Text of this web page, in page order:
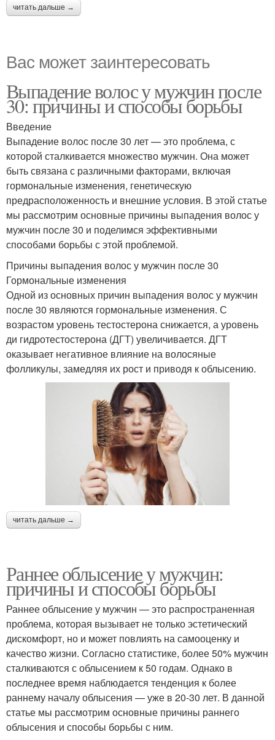
читать дальше →
Вас может заинтересовать
Выпадение волос у мужчин после
30: причины и способы борьбы
Введение
Выпадение волос после 30 лет — это проблема, с
которой сталкивается множество мужчин. Она может
быть связана с различными факторами, включая
гормональные изменения, генетическую
предрасположенность и внешние условия. В этой статье
мы рассмотрим основные причины выпадения волос у
мужчин после 30 и поделимся эффективными
способами борьбы с этой проблемой.
Причины выпадения волос у мужчин после 30
Гормональные изменения
Одной из основных причин выпадения волос у мужчин
после 30 являются гормональные изменения. С
возрастом уровень тестостерона снижается, а уровень
ди гидротестостерона (ДГТ) увеличивается. ДГТ
оказывает негативное влияние на волосяные
фолликулы, замедляя их рост и приводя к облысению.
читать дальше →
Раннее облысение у мужчин:
причины и способы борьбы
Раннее облысение у мужчин — это распространенная
проблема, которая вызывает не только эстетический
дискомфорт, но и может повлиять на самооценку и
качество жизни. Согласно статистике, более 50% мужчин
сталкиваются с облысением к 50 годам. Однако в
последнее время наблюдается тенденция к более
раннему началу облысения — уже в 20-30 лет. В данной
статье мы рассмотрим основные причины раннего
облысения и способы борьбы с ним.